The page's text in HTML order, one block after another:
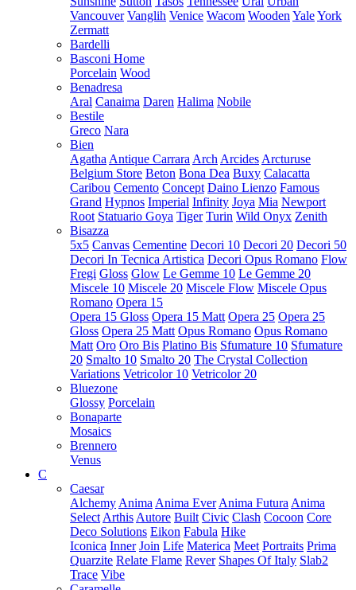
Vancouver Vanglih Venice Wacom Wooden YaleYork
Zermatt
Bardelli
Basconi Home
Porcelain Wood
Benadresa
Aral Canaima Daren Halima Nobile
Bestile
Greco Nara
Bien
Agatha Antique Carrara Arch Arcides Arcturuse
Belgium Store Beton Bona Dea Buxy Calacatta
Caribou Cemento Concept Daino Lienzo Famous
Grand Hypnos Imperial Infinity Joya Mia Newport
Root Statuario Goya Tiger Turin Wild Onyx Zenith
Bisazza
5x5 Canvas Cementine Decori 10 Decori 20 Decori 50
Decori In Tecnica Artistica Decori Opus Romano Flow
Fregi Gloss Glow Le Gemme 10 Le Gemme 20
Miscele 10 Miscele 20 Miscele Flow Miscele Opus
Romano Opera 15
Opera 15 Gloss Opera 15 Matt Opera 25 Opera 25
Gloss Opera 25 Matt Opus Romano Opus Romano
Matt Oro Oro Bis Platino Bis Sfumature 10 Sfumature
20 Smalto 10 Smalto 20 The Crystal Collection
Variations Vetricolor 10 Vetricolor 20
Bluezone
Glossy Porcelain
Bonaparte
Mosaics
Brennero
Venus
C
Caesar
Alchemy Anima Anima Ever Anima Futura Anima
Select Arthis Autore Built Civic Clash Cocoon Core
Deco Solutions Eikon Fabula Hike
Iconica Inner Join Life Materica Meet Portraits Prima
Quarzite Relate Flame Rever Shapes Of Italy Slab2
Trace Vibe